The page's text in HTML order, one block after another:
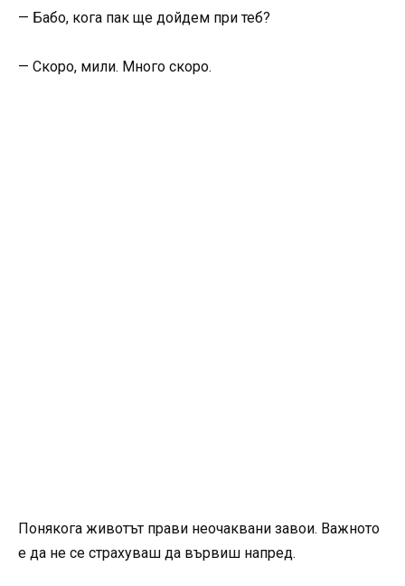
— Бабо, кога пак ще дойдем при теб?
— Скоро, мили. Много скоро.
Понякога животът прави неочаквани завои. Важното
е да не се страхуваш да вървиш напред.